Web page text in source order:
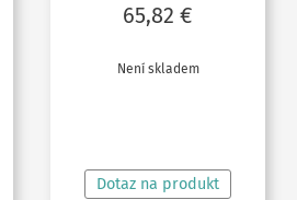
65,82€
Není skladem
Dotaz na produkt